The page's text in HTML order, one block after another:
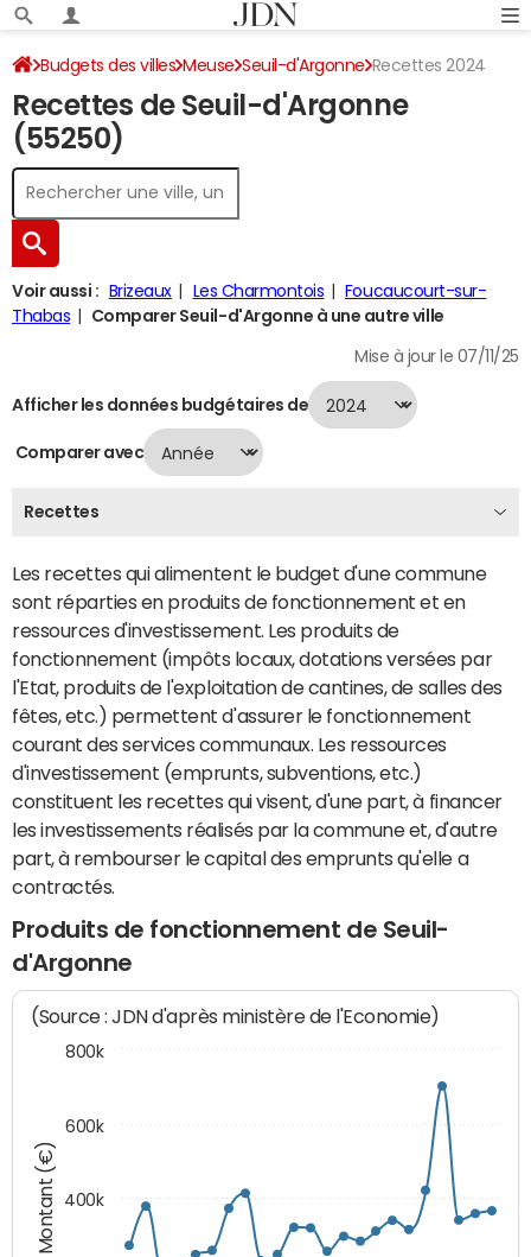
Budgets des villes Meuse Seuil-d'Argonne Recettes 2024
Recettes de Seuil-d'Argonne
(55250)
Voir aussi : Brizeaux Les Charmontois
Foucaucourt-sur-
Thabas
Comparer Seuil-d'Argonne à une autre ville
Mise à jour le 07/11/25
Afficher les données budgétaires de
Comparer avec
Recettes
Les recettes qui alimentent le budget d'une commune
sont réparties en produits de fonctionnement et en
ressources d'investissement. Les produits de
fonctionnement (impôts locaux, dotations versées par
l'Etat, produits de l'exploitation de cantines, de salles des
fêtes, etc.) permettent d'assurer le fonctionnement
courant des services communaux. Les ressources
d'investissement (emprunts, subventions, etc.)
constituent les recettes qui visent, d'une part, à financer
les investissements réalisés par la commune et, d'autre
part, à rembourser le capital des emprunts qu'elle a
contractés.
Produits de fonctionnement de Seuil-
d'Argonne
Montant (€)
(Source : JDN d'après ministère de l'Economie)
400k
600k
800k